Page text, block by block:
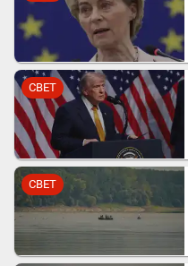
СВЕТ
СВЕТ